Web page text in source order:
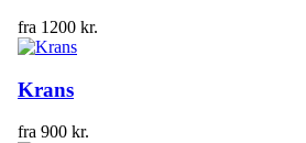
fra 1200 kr.
Krans
fra 900 kr.